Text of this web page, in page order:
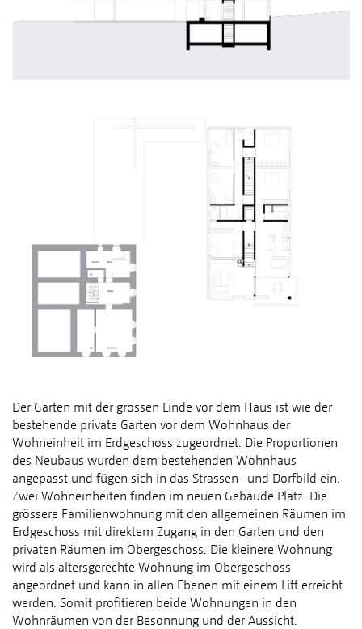
Der Garten mit der grossen Linde vor dem Haus ist wie der
bestehende private Garten vor dem Wohnhaus der
Wohneinheit im Erdgeschoss zugeordnet. Die Proportionen
des Neubaus wurden dem bestehenden Wohnhaus
angepasst und fügen sich in das Strassen- und Dorfbild ein.
Zwei Wohneinheiten finden im neuen Gebäude Platz. Die
grössere Familienwohnung mit den allgemeinen Räumen im
Erdgeschoss mit direktem Zugang in den Garten und den
privaten Räumen im Obergeschoss. Die kleinere Wohnung
wird als altersgerechte Wohnung im Obergeschoss
angeordnet und kann in allen Ebenen mit einem Lift erreicht
werden. Somit profitieren beide Wohnungen in den
Wohnräumen von der Besonnung und der Aussicht.